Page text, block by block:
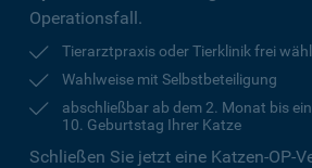
Operationsfall.
Tierarztpraxis oder Tierklinik frei
Wahlweise mit Selbstbeteiligung
abschließbar ab dem 2. Monat bis
10. Geburtstag Ihrer Katze
Schließen Sie jetzt eine Katzen-OP-